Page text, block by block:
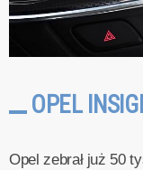
OPEL
Opel zebrał już 50